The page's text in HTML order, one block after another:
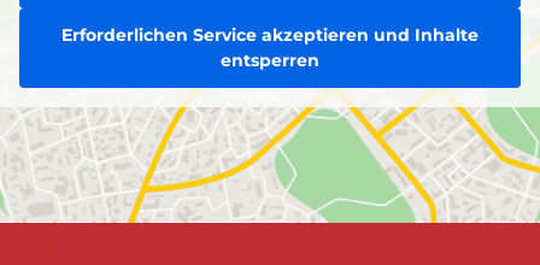
Erforderlichen Service akzeptieren und Inhalte
entsperren